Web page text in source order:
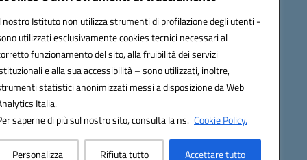
nostro Istituto non utilizza strumenti di profilazione degli utenti -
utilizzati esclusivamente cookies tecnici necessari al
funzionamento del sito, alla fruibilità dei servizi
e alla sua accessibilità – sono utilizzati, inoltre,
statistici anonimizzati messi a disposizione da Web
Italia.
saperne di più sul nostro sito, consulta la ns. Cookie Policy.
Personalizza Rifiuta tutto Accettare tutto